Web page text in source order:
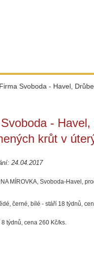
Firma Svoboda - Havel,
-
krůt v
24.04.2017
MÍROVKA, Svoboda-Havel,
černé, bílé - stáří 18 týdnů,
týdnů, cena 260 Kč/ks.